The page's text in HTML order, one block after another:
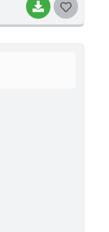
BAIXAR